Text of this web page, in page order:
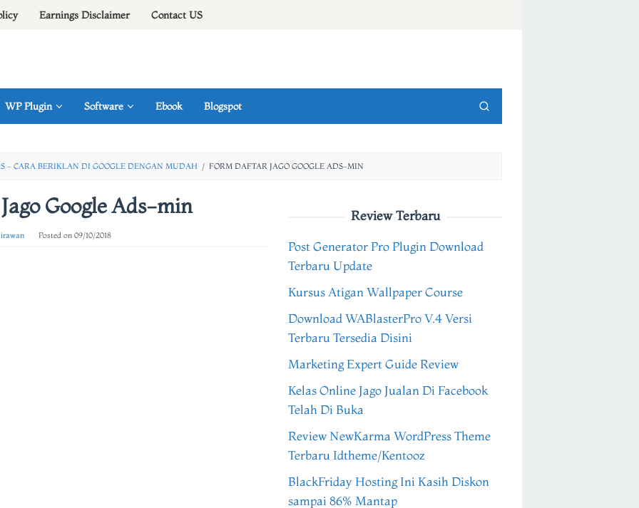
Earnings Disclaimer Contact US
WP Plugin Software Ebook Blogspot
- CARA BERIKLAN DI GOOGLE DENGAN MUDAH / FORM DAFTAR JAGO GOOGLE ADS-MIN
Google Ads-min
Posted on 09/10/2018
Review Terbaru
Post Generator Pro Plugin Download
Terbaru Update
Kursus Atigan Wallpaper Course
Download WABlasterPro V.4 Versi
Terbaru Tersedia Disini
Marketing Expert Guide Review
Kelas Online Jago Jualan Di Facebook
Telah Di Buka
Review NewKarma WordPress Theme
Terbaru Idtheme/Kentooz
BlackFriday Hosting Ini Kasih Diskon
sampai 86% Mantap